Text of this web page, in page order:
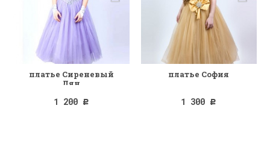
платье Сиреневый
Лян
1 200 Р
платье София
1 300 Р